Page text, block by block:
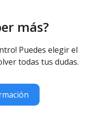
más?
Puedes elegir el
todas tus dudas.